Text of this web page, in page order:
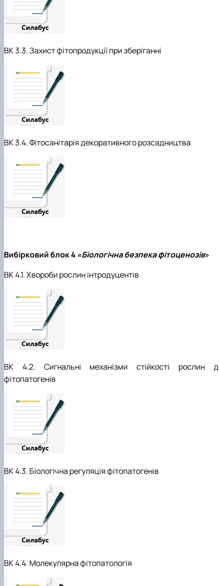
ВК 3.3. Захист фітопродукції при зберіганні
ВК 3.4. Фітосанітарія декоративного розсадництва
Вибірковий блок 4 «Біологічна безпека фітоценозів»
ВК 4.1. Хвороби рослин інтродуцентів
ВК 4.2. Сигнальні механізми стійкості рослин
фітопатогенів
ВК 4.3. Біологічна регуляція фітопатогенів
ВК 4.4. Молекулярна фітопатологія